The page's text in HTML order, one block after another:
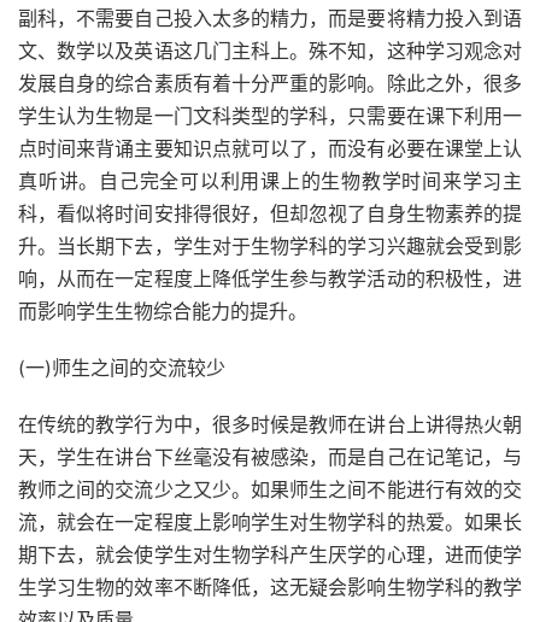
副科，不需要自己投入太多的精力，而是要将精力投入到语
文、数学以及英语这几门主科上。殊不知，这种学习观念对
发展自身的综合素质有着十分严重的影响。除此之外，很多
学生认为生物是一门文科类型的学科，只需要在课下利用一
点时间来背诵主要知识点就可以了，而没有必要在课堂上认
真听讲。自己完全可以利用课上的生物教学时间来学习主
科，看似将时间安排得很好，但却忽视了自身生物素养的提
升。当长期下去，学生对于生物学科的学习兴趣就会受到影
响，从而在一定程度上降低学生参与教学活动的积极性，进
而影响学生生物综合能力的提升。
(一)师生之间的交流较少
在传统的教学行为中，很多时候是教师在讲台上讲得热火朝
天，学生在讲台下丝毫没有被感染，而是自己在记笔记，与
教师之间的交流少之又少。如果师生之间不能进行有效的交
流，就会在一定程度上影响学生对生物学科的热爱。如果长
期下去，就会使学生对生物学科产生厌学的心理，进而使学
生学习生物的效率不断降低，这无疑会影响生物学科的教学